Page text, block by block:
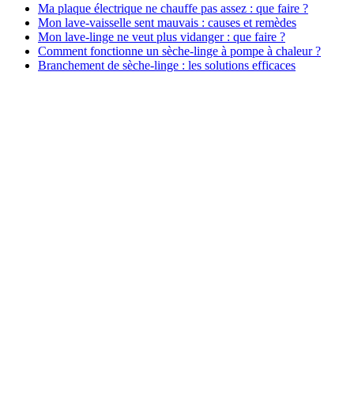
Ma plaque électrique ne chauffe pas assez : que faire ?
Mon lave-vaisselle sent mauvais : causes et remèdes
Mon lave-linge ne veut plus vidanger : que faire ?
Comment fonctionne un sèche-linge à pompe à chaleur ?
Branchement de sèche-linge : les solutions efficaces